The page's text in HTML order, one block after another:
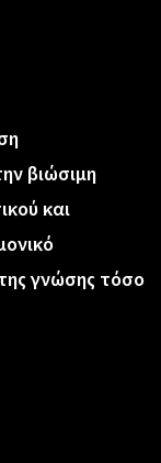
βιώσιμη
και
γνώσης τόσο